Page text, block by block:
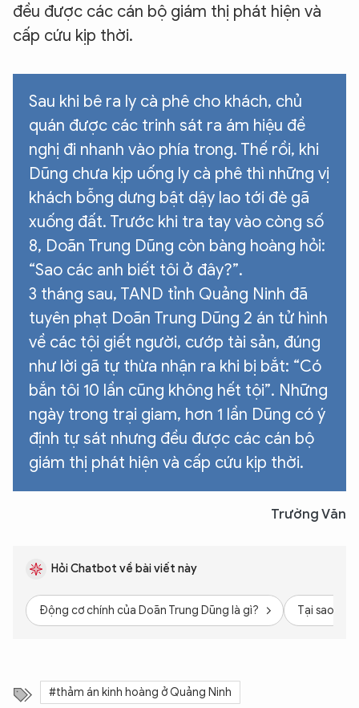
đều được các cán bộ giám thị phát hiện và
cấp cứu kịp thời.
Sau khi bê ra ly cà phê cho khách, chủ
quán được các trinh sát ra ám hiệu đề
nghị đi nhanh vào phía trong. Thế rồi, khi
Dũng chưa kịp uống ly cà phê thì những vị
khách bỗng dưng bật dậy lao tới đè gã
xuống đất. Trước khi tra tay vào còng số
8, Doãn Trung Dũng còn bàng hoàng hỏi:
“Sao các anh biết tôi ở đây?”.
3 tháng sau, TAND tỉnh Quảng Ninh đã
tuyên phạt Doãn Trung Dũng 2 án tử hình
về các tội giết người, cướp tài sản, đúng
như lời gã tự thừa nhận ra khi bị bắt: “Có
bắn tôi 10 lần cũng không hết tội”. Những
ngày trong trại giam, hơn 1 lần Dũng có ý
định tự sát nhưng đều được các cán bộ
giám thị phát hiện và cấp cứu kịp thời.
Trường Văn
Hỏi Chatbot về bài viết này
Động cơ chính của Doãn Trung Dũng là gì? Tại sao
#thảm án kinh hoàng ở Quảng Ninh
TÔI LÀ CHATBOT CỦA
Hãy hỏi tôi bất kỳ điều gì bạn cần biết về
An Ninh Thủ Đô nhé. Tôi sẵn sàng hỗ trợ!